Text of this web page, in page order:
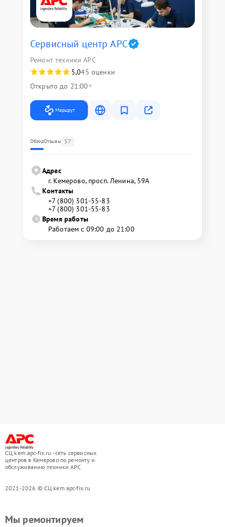
Сервисный центр APC
Ремонт техники APC
5,045 оценки
Открыто до 21:00
Маршрут
ОбзорОтзывы 57
Адрес
г. Кемерово, просп. Ленина, 59А
Контакты
+7 (800) 301-55-83
+7 (800) 301-55-83
Время работы
Работаем с 09:00 до 21:00
СЦ kem.apc-fix.ru - сеть сервисных
центров в Кемерово по ремонту и
обслуживанию техники APC
2021-2026 © СЦ kem.apc-fix.ru
Мы ремонтируем